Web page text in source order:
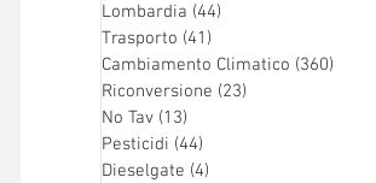
Lombardia (44)
Trasporto (41)
Cambiamento Climatico (360)
Riconversione (23)
No Tav (13)
Pesticidi (44)
Dieselgate (4)